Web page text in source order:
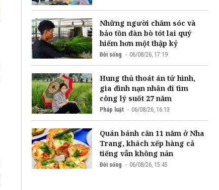
Những người chăm sóc và
bảo tồn đàn bò tót lai quý
hiếm hơn một thập kỷ
Đời sống 06/08/26, 17:19
Hung thủ thoát án tử hình,
gia đình nạn nhân đi tìm
công lý suốt 27 năm
Pháp luật 06/08/26, 16:13
Quán bánh căn 11 năm ở Nha
Trang, khách xếp hàng cả
tiếng vẫn không nản
Đời sống 06/08/26, 15:45